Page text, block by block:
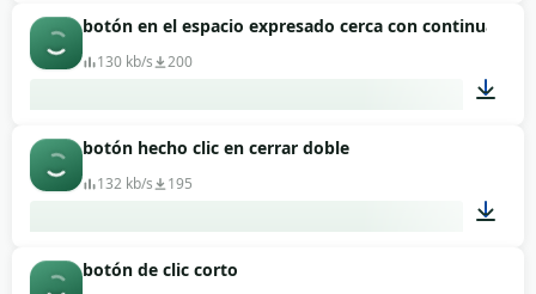
00:01
botón en el espacio expresado cerca con continuación
130 kb/s 200
botón hecho clic en cerrar doble
132 kb/s 195
botón de clic corto